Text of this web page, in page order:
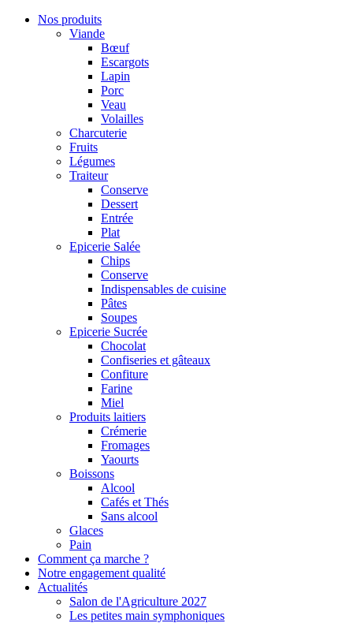
Nos produits
Viande
Bœuf
Escargots
Lapin
Porc
Veau
Volailles
Charcuterie
Fruits
Légumes
Traiteur
Conserve
Dessert
Entrée
Plat
Epicerie Salée
Chips
Conserve
Indispensables de cuisine
Pâtes
Soupes
Epicerie Sucrée
Chocolat
Confiseries et gâteaux
Confiture
Farine
Miel
Produits laitiers
Crémerie
Fromages
Yaourts
Boissons
Alcool
Cafés et Thés
Sans alcool
Glaces
Pain
Comment ça marche ?
Notre engagement qualité
Actualités
Salon de l'Agriculture 2027
Les petites main symphoniques